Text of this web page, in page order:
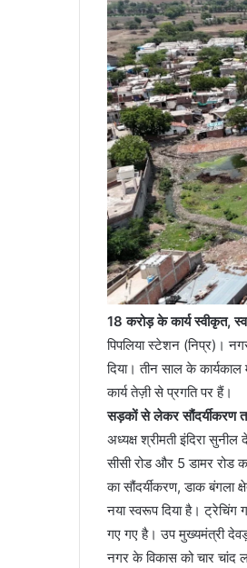
18 करोड़ के कार्य स्वीकृत,
पिपलिया स्टेशन (निप्र)।
दिया। तीन साल के
कार्य तेज़ी से प्रगति पर हैं।
सड़कों से लेकर सौंदर्यीकरण
अध्यक्ष श्रीमती इंदिरा सुनील
सीसी रोड और 5 डामर रोड
का सौंदर्यीकरण, डाक बंगला
नया स्वरूप दिया है। ट्रेचिंग
गए गए है। उप मुख्यमंत्री
नगर के विकास को चार चांद